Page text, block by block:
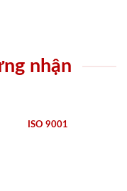
nhận
ISO 9001